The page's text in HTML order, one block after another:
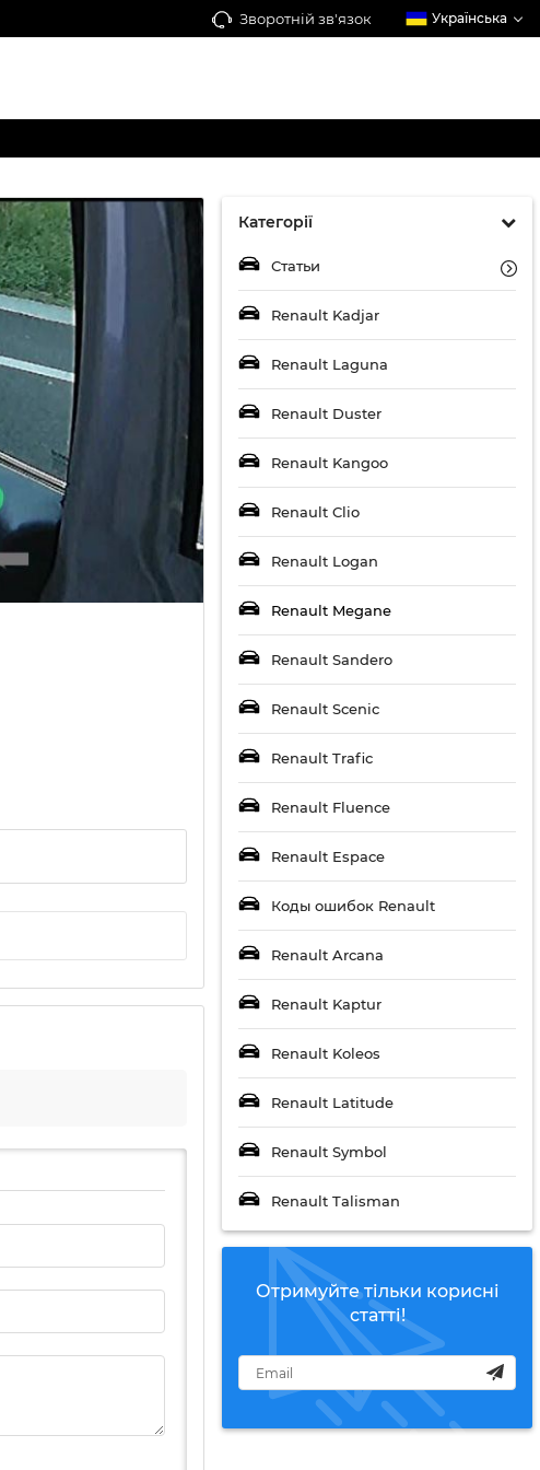
Зворотній зв'язок Українська
Категорії
Статьи
Renault Kadjar
Renault Laguna
Renault Duster
Renault Kangoo
Renault Clio
Renault Logan
Renault Megane
Renault Sandero
Renault Scenic
Renault Trafic
Renault Fluence
Renault Espace
Коды ошибок Renault
Renault Arcana
Renault Kaptur
Renault Koleos
Renault Latitude
Renault Symbol
Renault Talisman
Отримуйте тільки корисні
статті!